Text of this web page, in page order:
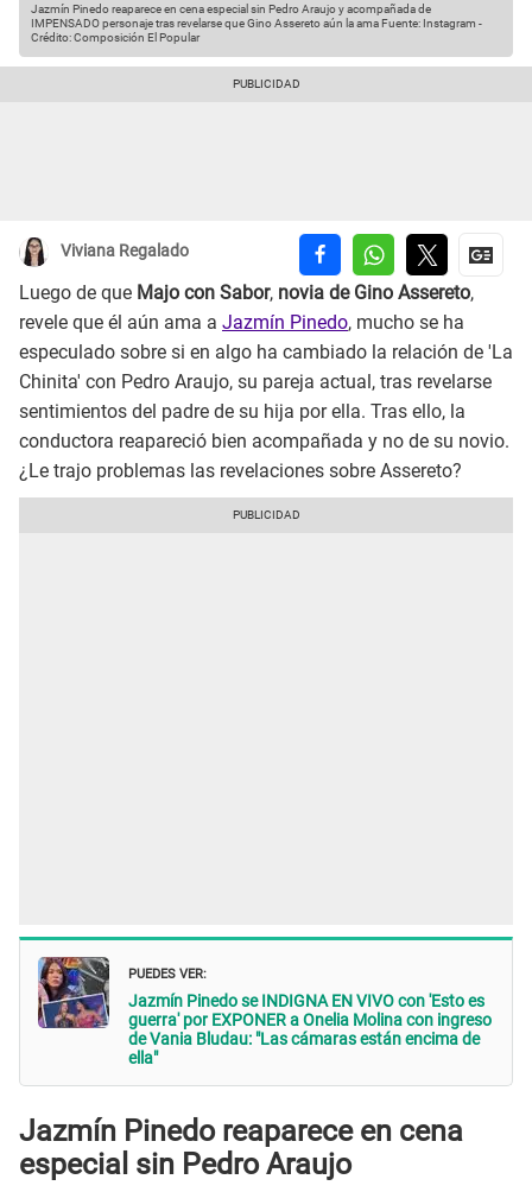
Jazmín Pinedo reaparece en cena especial sin Pedro Araujo y acompañada de
IMPENSADO personaje tras revelarse que Gino Assereto aún la amaFuente: Instagram -
Crédito: Composición El Popular
Viviana Regalado
Luego de que Majo con Sabor, novia de Gino Assereto,
revele que él aún ama a Jazmín Pinedo, mucho se ha
especulado sobre si en algo ha cambiado la relación de 'La
Chinita' con Pedro Araujo, su pareja actual, tras revelarse
sentimientos del padre de su hija por ella. Tras ello, la
conductora reapareció bien acompañada y no de su novio.
¿Le trajo problemas las revelaciones sobre Assereto?
PUEDES VER:
Jazmín Pinedo se INDIGNA EN VIVO con 'Esto es
guerra' por EXPONER a Onelia Molina con ingreso
de Vania Bludau: "Las cámaras están encima de
ella"
Jazmín Pinedo reaparece en cena
especial sin Pedro Araujo